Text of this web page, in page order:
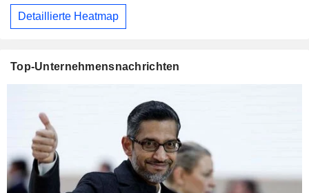
Detaillierte Heatmap
Top-Unternehmensnachrichten